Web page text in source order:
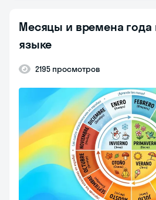
Месяцы и времена года
языке
2195 просмотров